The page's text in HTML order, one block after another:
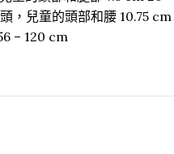
，兒童的頭部和腰 10.75
– 120 cm